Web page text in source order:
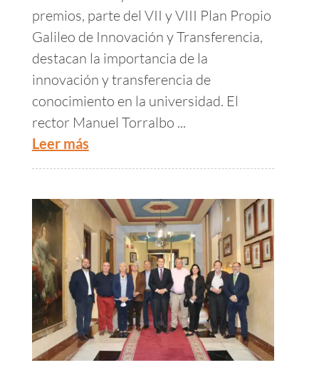
premios, parte del VII y VIII Plan Propio
Galileo de Innovación y Transferencia,
destacan la importancia de la
innovación y transferencia de
conocimiento en la universidad. El
rector Manuel Torralbo ...
Leer más